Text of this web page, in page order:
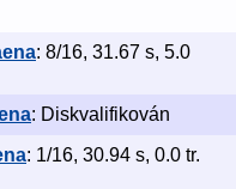
: 8/16, 31.67 s, 5.0
: Diskvalifikován
: 1/16, 30.94 s, 0.0 tr.